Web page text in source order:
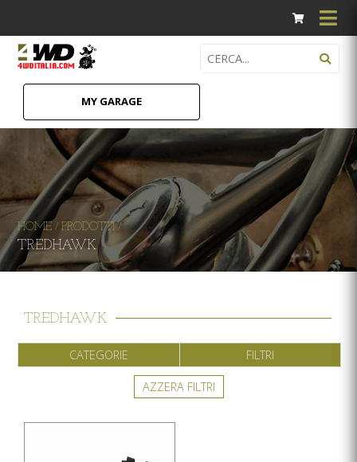
MY GARAGE
HOME /PRODOTTI /
TREDHAWK
TREDHAWK
CATEGORIE FILTRI
AZZERA FILTRI